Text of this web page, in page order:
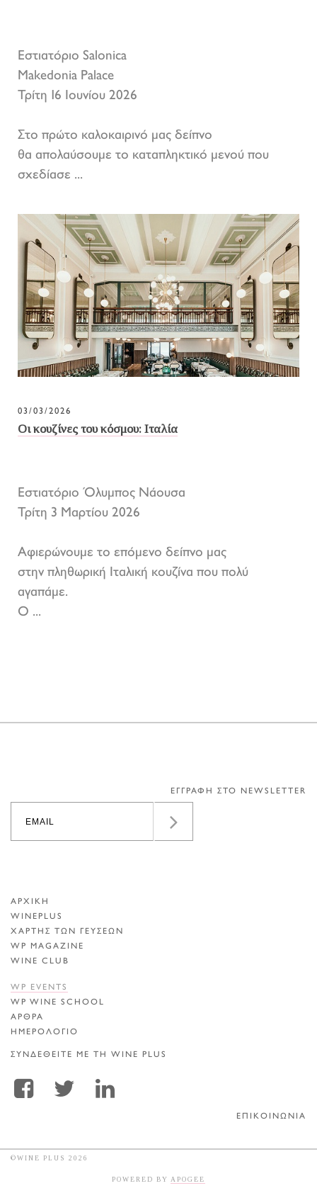
Εστιατόριο Salonica
Makedonia Palace
Τρίτη 16 Ιουνίου 2026
Στο πρώτο καλοκαιρινό μας δείπνο
θα απολαύσουμε το καταπληκτικό μενού που
σχεδίασε ...
03/03/2026
Οι κουζίνες του κόσμου: Ιταλία
Εστιατόριο Όλυμπος Νάουσα
Τρίτη 3 Μαρτίου 2026
Αφιερώνουμε το επόμενο δείπνο μας
στην πληθωρική Ιταλική κουζίνα που πολύ
αγαπάμε.
Ο ...
ΕΓΓΡΑΦΗ ΣΤΟ NEWSLETTER
ΑΡΧΙΚΗ
WINEPLUS
ΧΑΡΤΗΣ ΤΩΝ ΓΕΥΣΕΩΝ
WP MAGAZINE
WINE CLUB
WP EVENTS
WP WINE SCHOOL
ΑΡΘΡΑ
ΗΜΕΡΟΛΟΓΙΟ
ΣΥΝΔΕΘΕΙΤΕ ΜΕ ΤΗ WINE PLUS
ΕΠΙΚΟΙΝΩΝΙΑ
©WINE PLUS 2026
POWERED BY APOGEE